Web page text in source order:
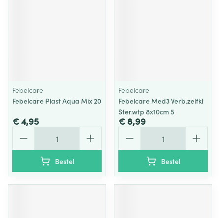
Febelcare
Febelcare Plast Aqua Mix 20
€ 4,95
Bestel
Febelcare
Febelcare Med3 Verb.zelfkl
Ster.wtp 8x10cm 5
€ 8,99
Bestel